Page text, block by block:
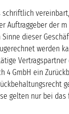
Auftraggeber der
Sinne dieser
werden
4 GmbH ein
gelten nur bei